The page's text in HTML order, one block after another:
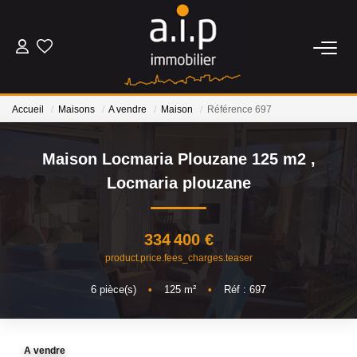
ACHETER
ESTIMER
BIENS VENDUS
Accueil Maisons A vendre Maison Référence 697
Maison Locmaria Plouzane 125 m2 ,
Locmaria plouzane
334 400 €
product.price.fees_charges.teaser
6 pièce(s) • 125 m² • Réf : 697
A vendre